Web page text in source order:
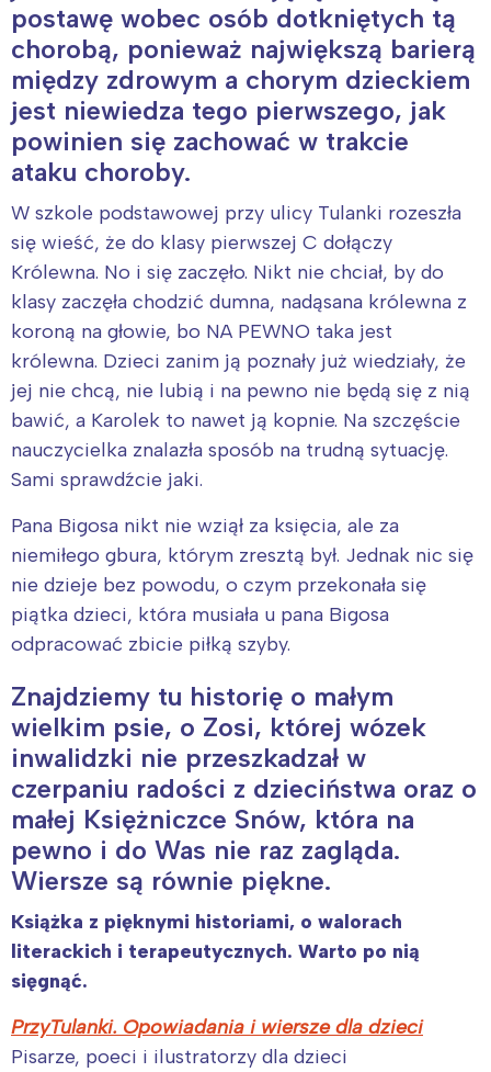
postawę wobec osób dotkniętych tą
chorobą, ponieważ największą barierą
między zdrowym a chorym dzieckiem
jest niewiedza tego pierwszego, jak
powinien się zachować w trakcie
ataku choroby.
W szkole podstawowej przy ulicy Tulanki rozeszła
się wieść, że do klasy pierwszej C dołączy
Królewna. No i się zaczęło. Nikt nie chciał, by do
klasy zaczęła chodzić dumna, nadąsana królewna z
koroną na głowie, bo NA PEWNO taka jest
królewna. Dzieci zanim ją poznały już wiedziały, że
jej nie chcą, nie lubią i na pewno nie będą się z nią
bawić, a Karolek to nawet ją kopnie. Na szczęście
nauczycielka znalazła sposób na trudną sytuację.
Sami sprawdźcie jaki.
Pana Bigosa nikt nie wziął za księcia, ale za
niemiłego gbura, którym zresztą był. Jednak nic się
nie dzieje bez powodu, o czym przekonała się
piątka dzieci, która musiała u pana Bigosa
odpracować zbicie piłką szyby.
Znajdziemy tu historię o małym
wielkim psie, o Zosi, której wózek
inwalidzki nie przeszkadzał w
czerpaniu radości z dzieciństwa oraz o
małej Księżniczce Snów, która na
pewno i do Was nie raz zagląda.
Wiersze są równie piękne.
Książka z pięknymi historiami, o walorach
literackich i terapeutycznych. Warto po nią
sięgnąć.
PrzyTulanki. Opowiadania i wiersze dla dzieci
Pisarze, poeci i ilustratorzy dla dzieci